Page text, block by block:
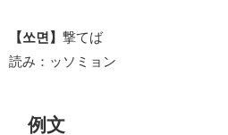
【쏘면】 撃てば
読み：ッソミョン
例文